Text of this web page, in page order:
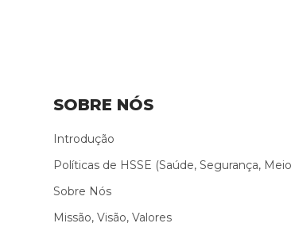
SOBRE NÓS
Introdução
Políticas de HSSE (Saúde, Segurança,
Sobre Nós
Missão, Visão, Valores